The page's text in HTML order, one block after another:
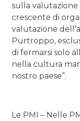
sulla
crescente di
valutazione
Purtroppo,
di fermarsi solo
nella cultura
nostro paese”.
Le PMI – Nelle